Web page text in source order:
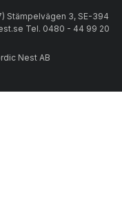
Stämpelvägen 3, SE-394
Tel. 0480 - 44 99 20
Nest AB